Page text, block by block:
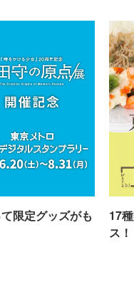
限定グッズがも
17
ス！